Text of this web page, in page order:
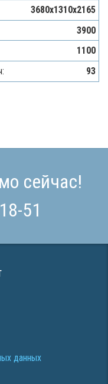
3680х1310х2165
3900
1100
93
сейчас!
51
данных